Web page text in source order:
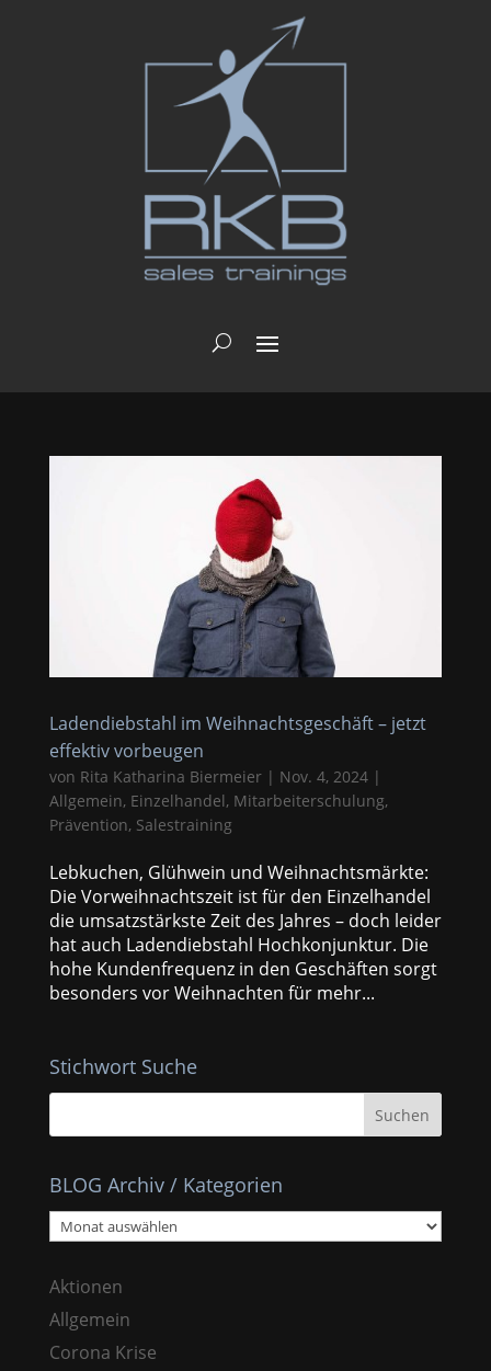
Ladendiebstahl im Weihnachtsgeschäft – jetzt
effektiv vorbeugen
von Rita Katharina Biermeier| Nov. 4, 2024|
Allgemein, Einzelhandel, Mitarbeiterschulung,
Prävention, Salestraining
Lebkuchen, Glühwein und Weihnachtsmärkte:
Die Vorweihnachtszeit ist für den Einzelhandel
die umsatzstärkste Zeit des Jahres – doch leider
hat auch Ladendiebstahl Hochkonjunktur. Die
hohe Kundenfrequenz in den Geschäften sorgt
besonders vor Weihnachten für mehr...
Stichwort Suche
BLOG Archiv / Kategorien
BLOG
Archiv
Kategorien
Aktionen
Allgemein
Corona Krise